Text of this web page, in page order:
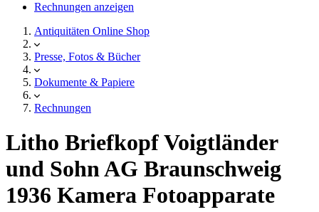
Rechnungen anzeigen
Antiquitäten Online Shop
Presse, Fotos & Bücher
Dokumente & Papiere
Rechnungen
Litho Briefkopf Voigtländer
und Sohn AG Braunschweig
1936 Kamera Fotoapparate